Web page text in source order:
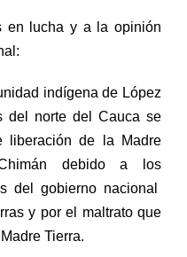
en lucha y a la opinión
indígena de López
del norte del Cauca se
liberación de la
Madre
án debido a l os
del gobierno nacional
y por el maltrato que
Madre Tierra.